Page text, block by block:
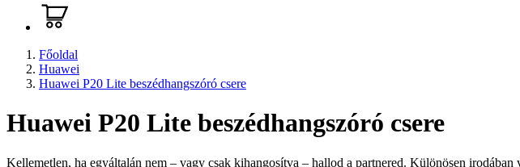
Főoldal
Huawei
Huawei P20 Lite beszédhangszóró csere
Huawei P20 Lite beszédhangszóró csere
Kellemetlen, ha egyáltalán nem – vagy csak kihangosítva – hallod a partnered. Különösen